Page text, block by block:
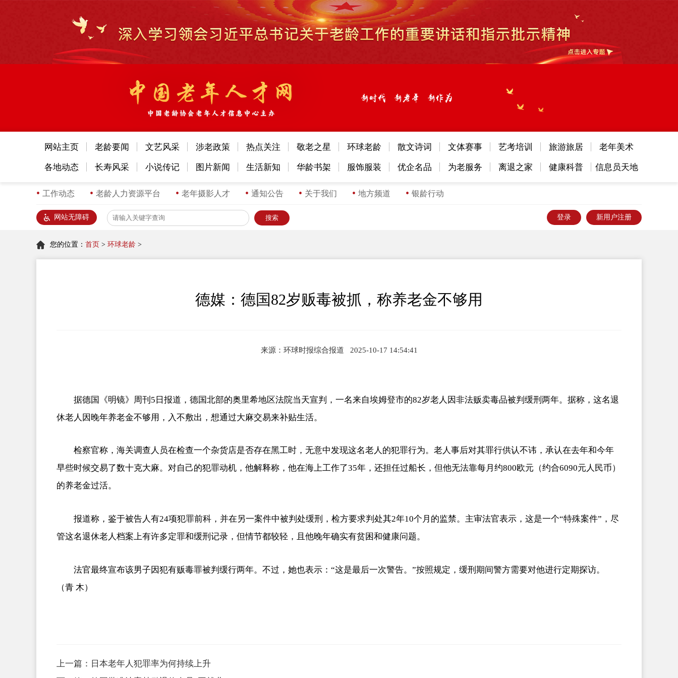
网站主页 老龄要闻 文艺风采 涉老政策 热点关注 敬老之星 环球老龄 散文诗词 文体赛事 艺考培训 旅游旅居 老年美术
各地动态 长寿风采 小说传记 图片新闻 生活新知 华龄书架 服饰服装 优企名品 为老服务 离退之家 健康科普 信息员天地
工作动态 老龄人力资源平台 老年摄影人才 通知公告 关于我们 地方频道 银龄行动
网站无障碍 登录 新用户注册
您的位置： 首页 > 环球老龄 >
德媒：德国82岁贩毒被抓，称养老金不够用
来源：环球时报综合报道 2025-10-17 14:54:41
据德国《明镜》周刊5日报道，德国北部的奥里希地区法院当天宣判，一名来自埃姆登市的82岁老人因非法贩卖毒品被判缓刑两年。据称，这名退
休老人因晚年养老金不够用，入不敷出，想通过大麻交易来补贴生活。
检察官称，海关调查人员在检查一个杂货店是否存在黑工时，无意中发现这名老人的犯罪行为。老人事后对其罪行供认不讳，承认在去年和今年
早些时候交易了数十克大麻。对自己的犯罪动机，他解释称，他在海上工作了35年，还担任过船长，但他无法靠每月约800欧元（约合6090元人民币）
的养老金过活。
报道称，鉴于被告人有24项犯罪前科，并在另一案件中被判处缓刑，检方要求判处其2年10个月的监禁。主审法官表示，这是一个“特殊案件”，尽
管这名退休老人档案上有许多定罪和缓刑记录，但情节都较轻，且他晚年确实有贫困和健康问题。
法官最终宣布该男子因犯有贩毒罪被判缓行两年。不过，她也表示：“这是最后一次警告。”按照规定，缓刑期间警方需要对他进行定期探访。
（青 木）
上一篇： 日本老年人犯罪率为何持续上升